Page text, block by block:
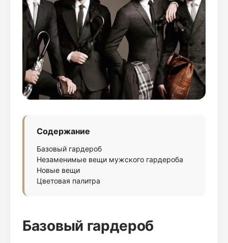
Содержание
Базовый гардероб
Незаменимые вещи мужского гардероба
Новые вещи
Цветовая палитра
Базовый гардероб